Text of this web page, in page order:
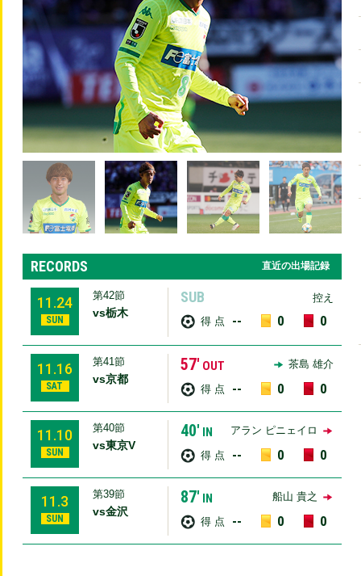
RECORDS 直近の出場記録
11.24
SUN
第42節
vs栃木
SUB
控え
得 点
-- 0 0
11.16
SAT
第41節
vs京都
57′ OUT 茶島 雄介
得 点 -- 0 0
11.10
SUN
第40節
vs東京V
40′ IN アラン ピニェイロ
得 点 -- 0 0
11.3
SUN
第39節
vs金沢
87′ IN 船山 貴之
得 点 -- 0 0